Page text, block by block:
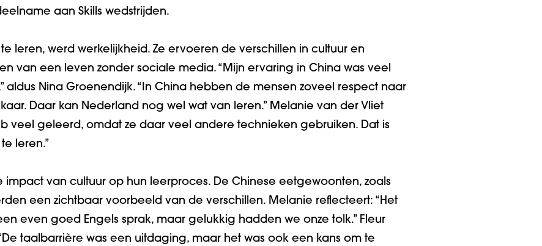
aan Skills wedstrijden.
leren, werd werkelijkheid. Ze ervoeren de verschillen in cultuur en
van een leven zonder sociale media. “Mijn ervaring in China was veel
aldus Nina Groenendijk. “In China hebben de mensen zoveel respect naar
Daar kan Nederland nog wel wat van leren.” Melanie van der Vliet
veel geleerd, omdat ze daar veel andere technieken gebruiken. Dat is
leren.”
impact van cultuur op hun leerproces. De Chinese eetgewoonten, zoals
een zichtbaar voorbeeld van de verschillen. Melanie reflecteert: “Het
even goed Engels sprak, maar gelukkig hadden we onze tolk.” Fleur
taalbarrière was een uitdaging, maar het was ook een kans om te